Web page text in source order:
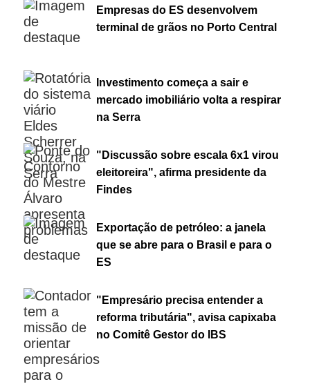
Empresas do ES desenvolvem
terminal de grãos no Porto Central
Investimento começa a sair e
mercado imobiliário volta a respirar
na Serra
"Discussão sobre escala 6x1 virou
eleitoreira", afirma presidente da
Findes
Exportação de petróleo: a janela
que se abre para o Brasil e para o
ES
"Empresário precisa entender a
reforma tributária", avisa capixaba
no Comitê Gestor do IBS